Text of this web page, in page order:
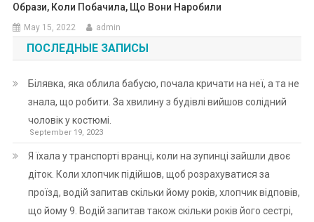
Образи, Коли Побачила, Що Вони Наробили
May 15, 2022 admin
ПОСЛЕДНЫЕ ЗАПИСЫ
Білявка, яка облила бабусю, почала кричати на неї, а та не
знала, що робити. За хвилину з будівлі вийшов солідний
чоловік у костюмі.
September 19, 2023
Я їхала у транспорті вранці, коли на зупинці зайшли двоє
діток. Коли хлопчик підійшов, щоб розрахуватися за
проїзд, водій запитав скільки йому років, хлопчик відповів,
що йому 9. Водій запитав також скільки років його сестрі,